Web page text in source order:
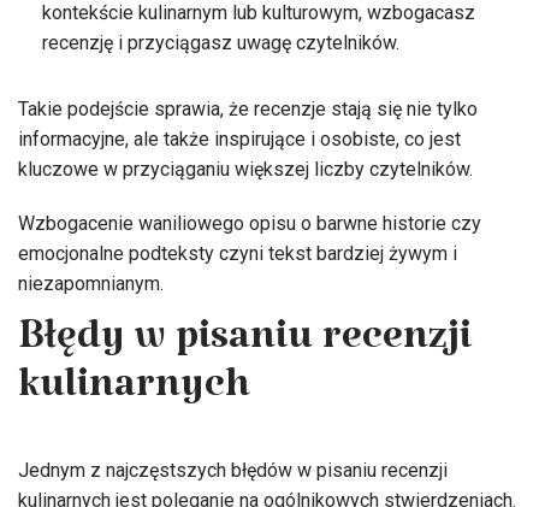
kontekście kulinarnym lub kulturowym, wzbogacasz
recenzję i przyciągasz uwagę czytelników.
Takie podejście sprawia, że recenzje stają się nie tylko
informacyjne, ale także inspirujące i osobiste, co jest
kluczowe w przyciąganiu większej liczby czytelników.
Wzbogacenie waniliowego opisu o barwne historie czy
emocjonalne podteksty czyni tekst bardziej żywym i
niezapomnianym.
Błędy w pisaniu recenzji
kulinarnych
Jednym z najczęstszych błędów w pisaniu recenzji
kulinarnych jest poleganie na ogólnikowych stwierdzeniach.